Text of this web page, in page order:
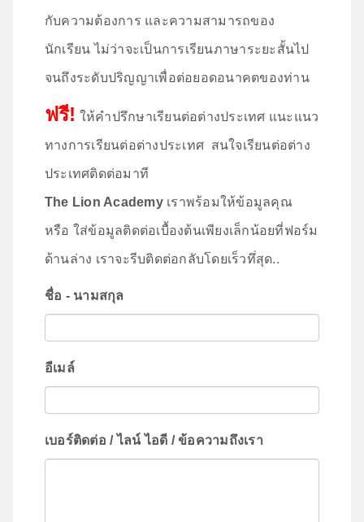
กับความต้องการ และความสามารถของ
นักเรียน ไม่ว่าจะเป็นการเรียนภาษาระยะสั้นไป
จนถึงระดับปริญญาเพื่อต่อยอดอนาคตของท่าน
ฟรี! ให้คำปรึกษาเรียนต่อต่างประเทศ แนะแนว
ทางการเรียนต่อต่างประเทศ สนใจเรียนต่อต่าง
ประเทศติดต่อมาที
The Lion Academy เราพร้อมให้ข้อมูลคุณ
หรือ ใส่ข้อมูลติดต่อเบื้องต้นเพียงเล็กน้อยที่ฟอร์ม
ด้านล่าง เราจะรีบติดต่อกลับโดยเร็วทึ่สุด..
ชื่อ - นามสกุล
อีเมล์
เบอร์ติดต่อ / ไลน์ ไอดี / ข้อความถึงเรา